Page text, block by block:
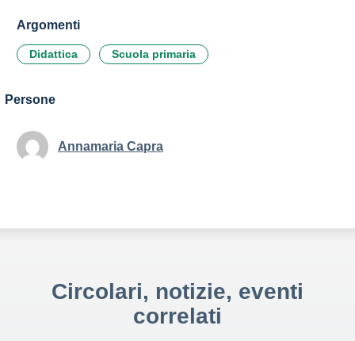
Argomenti
Didattica Scuola primaria
Persone
Annamaria Capra
Circolari, notizie, eventi
correlati